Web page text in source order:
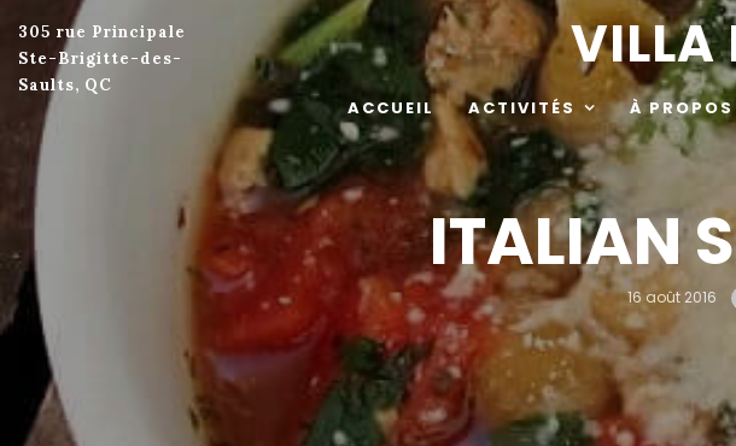
305 rue Principale
Ste-Brigitte-des-
Saults, QC
VILLA
ACCUEIL ACTIVITÉS À PROPOS
ITALIAN
16 août 2016